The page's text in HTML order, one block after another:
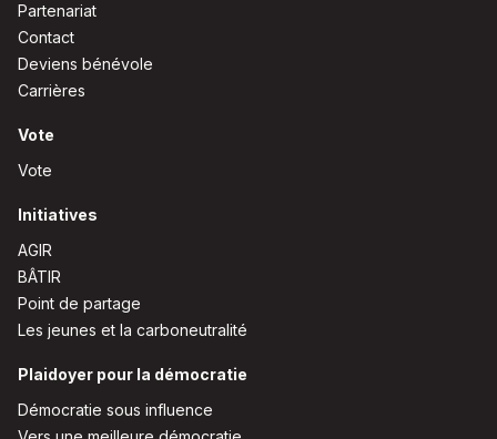
Partenariat
Contact
Deviens bénévole
Carrières
Vote
Vote
Initiatives
AGIR
BÂTIR
Point de partage
Les jeunes et la carboneutralité
Plaidoyer pour la démocratie
Démocratie sous influence